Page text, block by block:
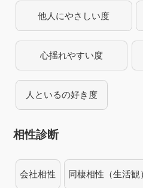
他人にやさしい度
心揺れやすい度
人といるの好き度
相性診断
会社相性 同棲相性（生活観